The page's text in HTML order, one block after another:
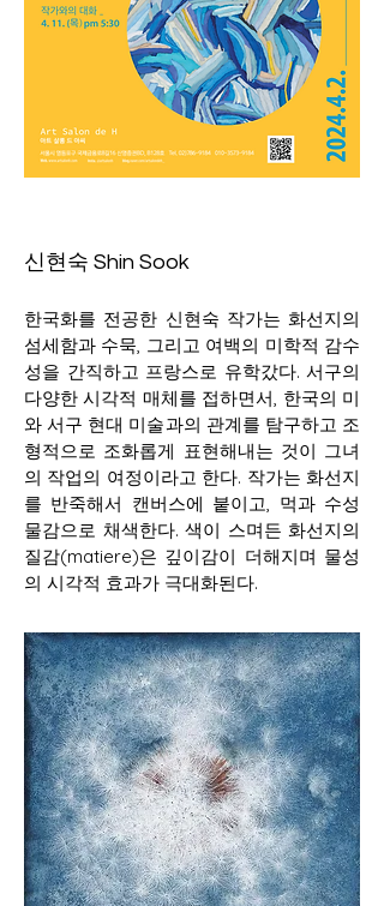
신현숙 Shin Sook
한국화를 전공한 신현숙 작가는 화선지의
섬세함과 수묵, 그리고 여백의 미학적 감수
성을 간직하고 프랑스로 유학갔다. 서구의
다양한 시각적 매체를 접하면서, 한국의 미
와 서구 현대 미술과의 관계를 탐구하고 조
형적으로 조화롭게 표현해내는 것이 그녀
의 작업의 여정이라고 한다. 작가는 화선지
를 반죽해서 캔버스에 붙이고, 먹과 수성
물감으로 채색한다. 색이 스며든 화선지의
질감(matiere)은 깊이감이 더해지며 물성
의 시각적 효과가 극대화된다.